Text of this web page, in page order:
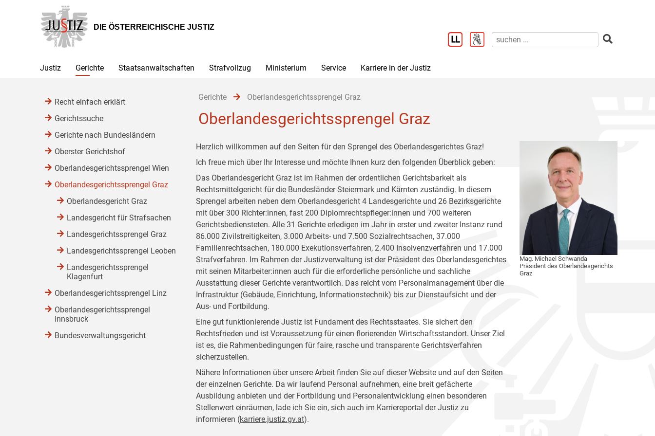
Hauptnavigation
[1]
Inhalt
[2]
Untermenü
[3]
DIE ÖSTERREICHISCHE JUSTIZ
Justiz Gerichte Staatsanwaltschaften Strafvollzug Ministerium Service Karriere in der Justiz
Gerichte Oberlandesgerichtssprengel Graz
Oberlandesgerichtssprengel Graz
Herzlich willkommen auf den Seiten für den Sprengel des Oberlandesgerichtes Graz!
Ich freue mich über Ihr Interesse und möchte Ihnen kurz den folgenden Überblick geben:
Das Oberlandesgericht Graz ist im Rahmen der ordentlichen Gerichtsbarkeit als
Rechtsmittelgericht für die Bundesländer Steiermark und Kärnten zuständig. In diesem
Sprengel arbeiten neben dem Oberlandesgericht 4 Landesgerichte und 26 Bezirksgerichte
mit über 300 Richter:innen, fast 200 Diplomrechtspfleger:innen und 700 weiteren
Gerichtsbediensteten. Alle 31 Gerichte erledigen im Jahr in erster und zweiter Instanz rund
86.000 Zivilstreitigkeiten, 3.000 Arbeits- und 7.500 Sozialrechtsachen, 37.000
Familienrechtsachen, 180.000 Exekutionsverfahren, 2.400 Insolvenzverfahren und 17.000
Strafverfahren. Im Rahmen der Justizverwaltung ist der Präsident des Oberlandesgerichtes
mit seinen Mitarbeiter:innen auch für die erforderliche persönliche und sachliche
Ausstattung dieser Gerichte verantwortlich. Das reicht vom Personalmanagement über die
Infrastruktur (Gebäude, Einrichtung, Informationstechnik) bis zur Dienstaufsicht und der
Aus- und Fortbildung.
Eine gut funktionierende Justiz ist Fundament des Rechtsstaates. Sie sichert den
Rechtsfrieden und ist Voraussetzung für einen florierenden Wirtschaftsstandort. Unser Ziel
ist es, die Rahmenbedingungen für faire, rasche und transparente Gerichtsverfahren
sicherzustellen.
Nähere Informationen über unsere Arbeit finden Sie auf dieser Website und auf den Seiten
der einzelnen Gerichte. Da wir laufend Personal aufnehmen, eine breit gefächerte
Ausbildung anbieten und der Fortbildung und Personalentwicklung einen besonderen
Stellenwert einräumen, lade ich Sie ein, sich auch im Karriereportal der Justiz zu
informieren (karriere.justiz.gv.at).
Mag. Michael Schwanda
Präsident des Oberlandesgerichts
Graz
Recht einfach erklärt
Gerichtssuche
Gerichte nach Bundesländern
Oberster Gerichtshof
Oberlandesgerichtssprengel Wien
Oberlandesgerichtssprengel Graz
Oberlandesgericht Graz
Landesgericht für Strafsachen
Landesgerichtssprengel Graz
Landesgerichtssprengel Leoben
Landesgerichtssprengel
Klagenfurt
Oberlandesgerichtssprengel Linz
Oberlandesgerichtssprengel
Innsbruck
Bundesverwaltungsgericht